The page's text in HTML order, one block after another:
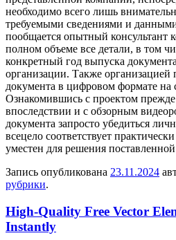
необходимо всего лишь
требуемыми сведениями и
пообщается опытный консультант
полном объеме все детали, в том
конкретный год выпуска
организации. Также организацией
документа в цифровом формате на
Ознакомившись с проектом
впоследствии и с обзорным
документа запросто убедиться
всецело соответствует
уместен для решения поставленной
Запись опубликована 23.11.2024
рубрики.
High-Quality Free Vector
Instantly